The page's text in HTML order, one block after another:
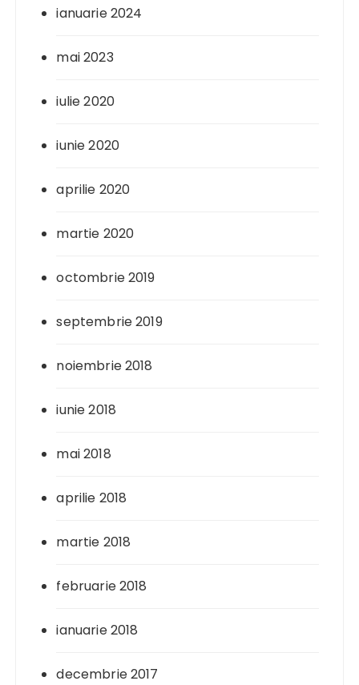
ianuarie 2024
mai 2023
iulie 2020
iunie 2020
aprilie 2020
martie 2020
octombrie 2019
septembrie 2019
noiembrie 2018
iunie 2018
mai 2018
aprilie 2018
martie 2018
februarie 2018
ianuarie 2018
decembrie 2017